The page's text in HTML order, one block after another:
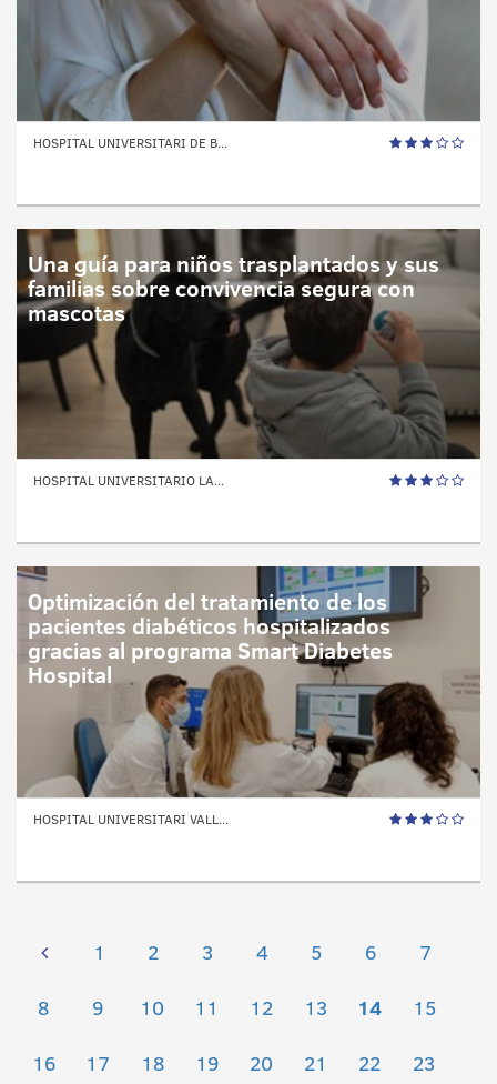
HOSPITAL UNIVERSITARI DE B...
Una guía para niños trasplantados y sus
familias sobre convivencia segura con
mascotas
HOSPITAL UNIVERSITARIO LA...
Optimización del tratamiento de los
pacientes diabéticos hospitalizados
gracias al programa Smart Diabetes
Hospital
HOSPITAL UNIVERSITARI VALL...
1 2 3 4 5 6 7
8 9 10 11 12 13 14 15
16 17 18 19 20 21 22 23